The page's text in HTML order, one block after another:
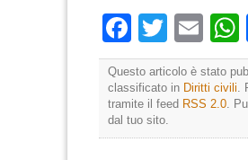
Facebook
Twitter
Questo articolo è stato
classificato in Diritti civili.
tramite il feed RSS 2.0.
dal tuo sito.